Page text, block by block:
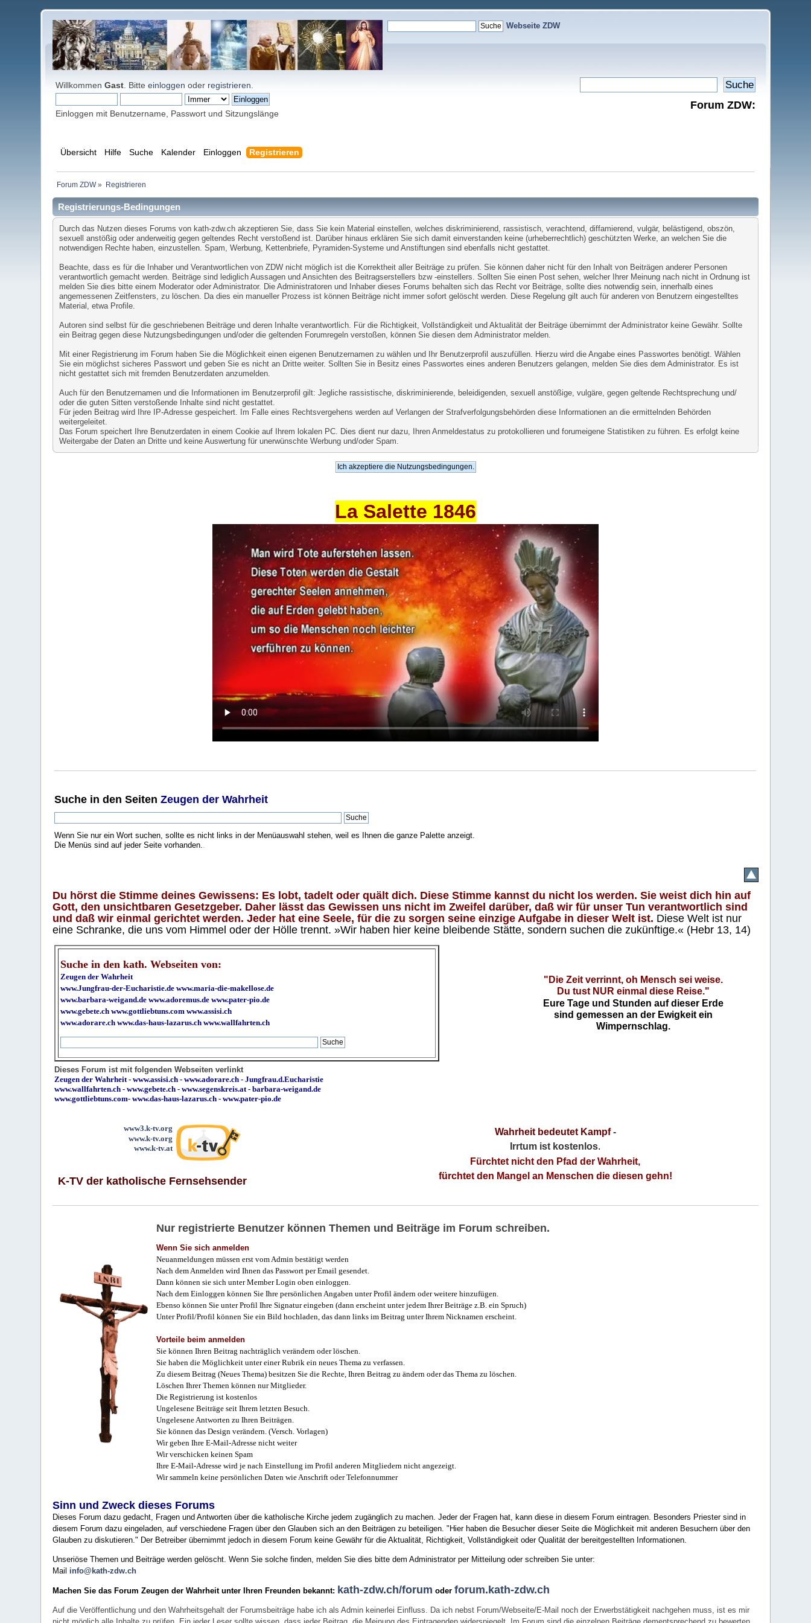
Webseite ZDW
WillkommenGast . Bitteeinloggen oder registrieren
Einloggen mit Benutzername, Passwort und Sitzungslänge
Forum ZDW:
Übersicht Hilfe Suche Kalender Einloggen Registrieren
Forum ZDW» Registrieren
Registrierungs-Bedingungen
Durch das Nutzen dieses Forums von kath-zdw.ch akzeptieren Sie, dass Sie kein Material einstellen, welches diskriminierend, rassistisch, verachtend, diffamierend, vulgär, belästigend, obszön,
sexuell anstößig oder anderweitig gegen geltendes Recht verstoßend ist. Darüber hinaus erklären Sie sich damit einverstanden keine (urheberrechtlich) geschützten Werke, an welchen Sie die
notwendigen Rechte haben, einzustellen. Spam, Werbung, Kettenbriefe, Pyramiden-Systeme und Anstiftungen sind ebenfalls nicht gestattet.
Beachte, dass es für die Inhaber und Verantwortlichen von ZDW nicht möglich ist die Korrektheit aller Beiträge zu prüfen. Sie können daher nicht für den Inhalt von Beiträgen anderer Personen
verantwortlich gemacht werden. Beiträge sind lediglich Aussagen und Ansichten des Beitragserstellers bzw -einstellers. Sollten Sie einen Post sehen, welcher Ihrer Meinung nach nicht in Ordnung ist
melden Sie dies bitte einem Moderator oder Administrator. Die Administratoren und Inhaber dieses Forums behalten sich das Recht vor Beiträge, sollte dies notwendig sein, innerhalb eines
angemessenen Zeitfensters, zu löschen. Da dies ein manueller Prozess ist können Beiträge nicht immer sofort gelöscht werden. Diese Regelung gilt auch für anderen von Benutzern eingestelltes
Material, etwa Profile.
Autoren sind selbst für die geschriebenen Beiträge und deren Inhalte verantwortlich. Für die Richtigkeit, Vollständigkeit und Aktualität der Beiträge übernimmt der Administrator keine Gewähr. Sollte
ein Beitrag gegen diese Nutzungsbedingungen und/oder die geltenden Forumregeln verstoßen, können Sie diesen dem Administrator melden.
Mit einer Registrierung im Forum haben Sie die Möglichkeit einen eigenen Benutzernamen zu wählen und Ihr Benutzerprofil auszufüllen. Hierzu wird die Angabe eines Passwortes benötigt. Wählen
Sie ein möglichst sicheres Passwort und geben Sie es nicht an Dritte weiter. Sollten Sie in Besitz eines Passwortes eines anderen Benutzers gelangen, melden Sie dies dem Administrator. Es ist
nicht gestattet sich mit fremden Benutzerdaten anzumelden.
Auch für den Benutzernamen und die Informationen im Benutzerprofil gilt: Jegliche rassistische, diskriminierende, beleidigenden, sexuell anstößige, vulgäre, gegen geltende Rechtsprechung und/
oder die guten Sitten verstoßende Inhalte sind nicht gestattet.
Für jeden Beitrag wird Ihre IP-Adresse gespeichert. Im Falle eines Rechtsvergehens werden auf Verlangen der Strafverfolgungsbehörden diese Informationen an die ermittelnden Behörden
weitergeleitet.
Das Forum speichert Ihre Benutzerdaten in einem Cookie auf Ihrem lokalen PC. Dies dient nur dazu, Ihren Anmeldestatus zu protokollieren und forumeigene Statistiken zu führen. Es erfolgt keine
Weitergabe der Daten an Dritte und keine Auswertung für unerwünschte Werbung und/oder Spam.
La Salette 1846
Suche in den SeitenZeugen der Wahrheit
Wenn Sie nur ein Wort suchen, sollte es nicht links in der Menüauswahl stehen, weil es Ihnen die ganze Palette anzeigt.
Die Menüs sind auf jeder Seite vorhanden..
Du hörst die Stimme deines Gewissens: Es lobt, tadelt oder quält dich. Diese Stimme kannst du nicht los werden. Sie weist dich hin auf
Gott, den unsichtbaren Gesetzgeber. Daher lässt das Gewissen uns nicht im Zweifel darüber, daß wir für unser Tun verantwortlich sind
und daß wir einmal gerichtet werden. Jeder hat eine Seele, für die zu sorgen seine einzige Aufgabe in dieser Welt ist. Diese Welt ist nur
eine Schranke, die uns vom Himmel oder der Hölle trennt. »Wir haben hier keine bleibende Stätte, sondern suchen die zukünftige.« (Hebr 13, 14)
Suche in den kath. Webseiten von:
Zeugen der Wahrheit
www.Jungfrau-der-Eucharistie.de www.maria-die-makellose.de
www.barbara-weigand.de www.adoremus.de www.pater-pio.de
www.gebete.ch www.gottliebtuns.com www.assisi.ch
www.adorare.ch www.das-haus-lazarus.ch www.wallfahrten.ch
"Die Zeit verrinnt, oh Mensch sei weise.
Du tust NUR einmal diese Reise."
Eure Tage und Stunden auf dieser Erde
sind gemessen an der Ewigkeit ein
Wimpernschlag.
Dieses Forum ist mit folgenden Webseiten verlinkt
Zeugen der Wahrheit-www.assisi.ch -www.adorare.ch -Jungfrau.d.Eucharistie
www.wallfahrten.ch -www.gebete.ch -www.segenskreis.at-barbara-weigand.de
www.gottliebtuns.com-www.das-haus-lazarus.ch - www.pater-pio.de
www3.k-tv.org
www.k-tv.org
www.k-tv.at
K-TV der katholische Fernsehsender
Wahrheit bedeutet Kampf-
Irrtum ist kostenlos.
Fürchtet nicht den Pfad der Wahrheit,
fürchtet den Mangel an Menschen die diesen gehn!
Nur registrierte Benutzer können Themen und Beiträge im Forum schreiben.
Wenn Sie sich anmelden
Neuanmeldungen müssen erst vom Admin bestätigt werden
Nach dem Anmelden wird Ihnen das Passwort per Email gesendet.
Dann können sie sich unter Member Login oben einloggen.
Nach dem Einloggen können Sie Ihre persönlichen Angaben unter Profil ändern oder weitere hinzufügen.
Ebenso können Sie unter Profil Ihre Signatur eingeben (dann erscheint unter jedem Ihrer Beiträge z.B. ein Spruch)
Unter Profil/Profil können Sie ein Bild hochladen, das dann links im Beitrag unter Ihrem Nicknamen erscheint.
Vorteile beim anmelden
Sie können Ihren Beitrag nachträglich verändern oder löschen.
Sie haben die Möglichkeit unter einer Rubrik ein neues Thema zu verfassen.
Zu diesem Beitrag (Neues Thema) besitzen Sie die Rechte, Ihren Beitrag zu ändern oder das Thema zu löschen.
Löschen Ihrer Themen können nur Mitglieder.
Die Registrierung ist kostenlos
Ungelesene Beiträge seit Ihrem letzten Besuch.
Ungelesene Antworten zu Ihren Beiträgen.
Sie können das Design verändern. (Versch. Vorlagen)
Wir geben Ihre E-Mail-Adresse nicht weiter
Wir verschicken keinen Spam
Ihre E-Mail-Adresse wird je nach Einstellung im Profil anderen Mitgliedern nicht angezeigt.
Wir sammeln keine persönlichen Daten wie Anschrift oder Telefonnummer
Sinn und Zweck dieses Forums
Dieses Forum dazu gedacht, Fragen und Antworten über die katholische Kirche jedem zugänglich zu machen. Jeder der Fragen hat, kann diese in diesem Forum eintragen. Besonders Priester sind in
diesem Forum dazu eingeladen, auf verschiedene Fragen über den Glauben sich an den Beiträgen zu beteiligen. "Hier haben die Besucher dieser Seite die Möglichkeit mit anderen Besuchern über den
Glauben zu diskutieren." Der Betreiber übernimmt jedoch in diesem Forum keine Gewähr für die Aktualität, Richtigkeit, Vollständigkeit oder Qualität der bereitgestellten Informationen.
Unseriöse Themen und Beiträge werden gelöscht. Wenn Sie solche finden, melden Sie dies bitte dem Administrator per Mitteilung oder schreiben Sie unter:
Mail info@kath-zdw.ch
Machen Sie das Forum Zeugen der Wahrheit unter Ihren Freunden bekannt: kath-zdw.ch/forum oderforum.kath-zdw.ch
Auf die Veröffentlichung und den Wahrheitsgehalt der Forumsbeiträge habe ich als Admin keinerlei Einfluss. Da ich nebst Forum/Webseite/E-Mail noch der Erwerbstätigkeit nachgehen muss, ist es mir